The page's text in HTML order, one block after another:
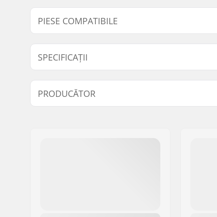
PIESE COMPATIBILE
Găsește produse compatibile cu ODI Bar Ends:
SPECIFICAȚII
Manșoane compatibile cu: Oțel,
Lock-on:
PRODUCĂTOR